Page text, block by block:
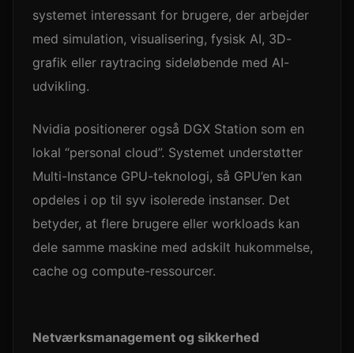
systemet interessant for brugere, der arbejder
med simulation, visualisering, fysisk AI, 3D-
grafik eller raytracing sideløbende med AI-
udvikling.
Nvidia positionerer også DGX Station som en
lokal “personal cloud”. Systemet understøtter
Multi-Instance GPU-teknologi, så GPU’en kan
opdeles i op til syv isolerede instanser. Det
betyder, at flere brugere eller workloads kan
dele samme maskine med adskilt hukommelse,
cache og compute-ressourcer.
Netværksmanagement og sikkerhed